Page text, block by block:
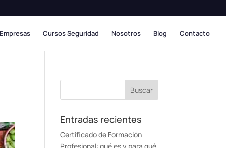
Cursos Seguridad Nosotros Blog Contacto
Entradas recientes
Certificado de Formación